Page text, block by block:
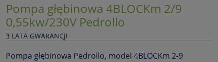
Pompa głębinowa 4BLOCKm 2/9
0,55kw/230V Pedrollo
3 LATA GWARANCJI
Pompa głębinowa Pedrollo, model 4BLOCKm 2-9